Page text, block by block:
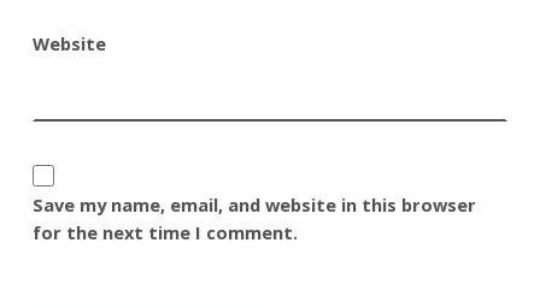
Website
Save my name, email, and website in this browser
for the next time I comment.